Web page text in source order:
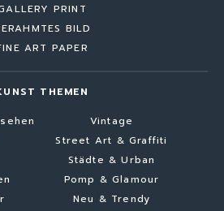
PRINT
BILD
ART PAPER
THEMEN
Vintage
Street Art & Graffiti
Städte & Urban
Pomp & Glamour
Neu & Trendy